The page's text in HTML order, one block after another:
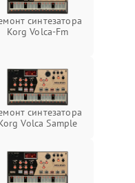
синтезатора
Korg Volca-Fm
синтезатора
Volca Sample